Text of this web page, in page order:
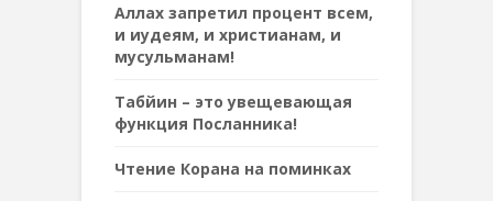
Аллах запретил процент всем,
и иудеям, и христианам, и
мусульманам!
Табйин – это увещевающая
функция Посланника!
Чтение Корана на поминках